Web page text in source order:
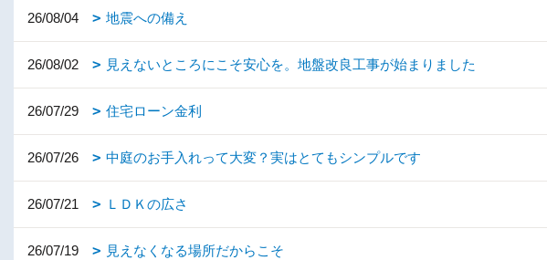
26/08/04 地震への備え
26/08/02 見えないところにこそ安心を。地盤改良工事が始まりました
26/07/29 住宅ローン金利
26/07/26 中庭のお手入れって大変？実はとてもシンプルです
26/07/21 ＬＤＫの広さ
26/07/19 見えなくなる場所だからこそ